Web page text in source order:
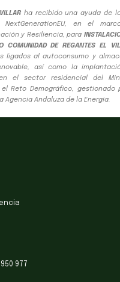
ha recibido una ayuda de
en el
y Resiliencia, para
COMUNIDAD DE REGANTES EL
ligados al autoconsumo y
así como la
el sector residencial del
el Reto Demográfico,
Agencia Andaluza de la Energía.
977